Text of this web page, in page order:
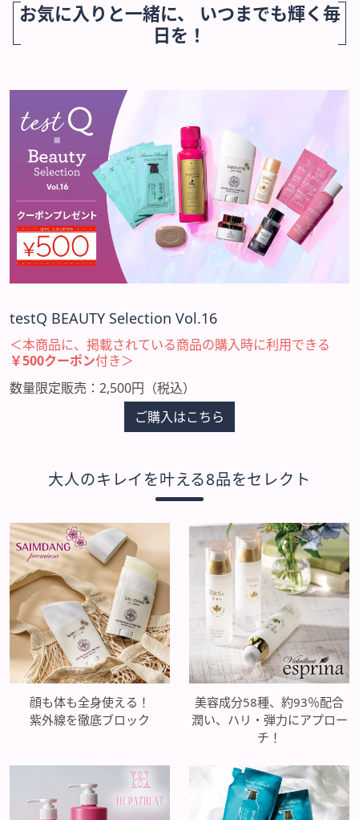
お気に入りと一緒に、 いつまでも輝く毎
日を！
testQ BEAUTY Selection Vol.16
＜本商品に、掲載されている商品の購入時に利用できる
￥500クーポン付き＞
数量限定販売：2,500円（税込）
ご購入はこちら
大人のキレイを叶える8品をセレクト
顔も体も全身使える！
紫外線を徹底ブロック
美容成分58種、約93％配合
潤い、ハリ・弾力にアプロー
チ！